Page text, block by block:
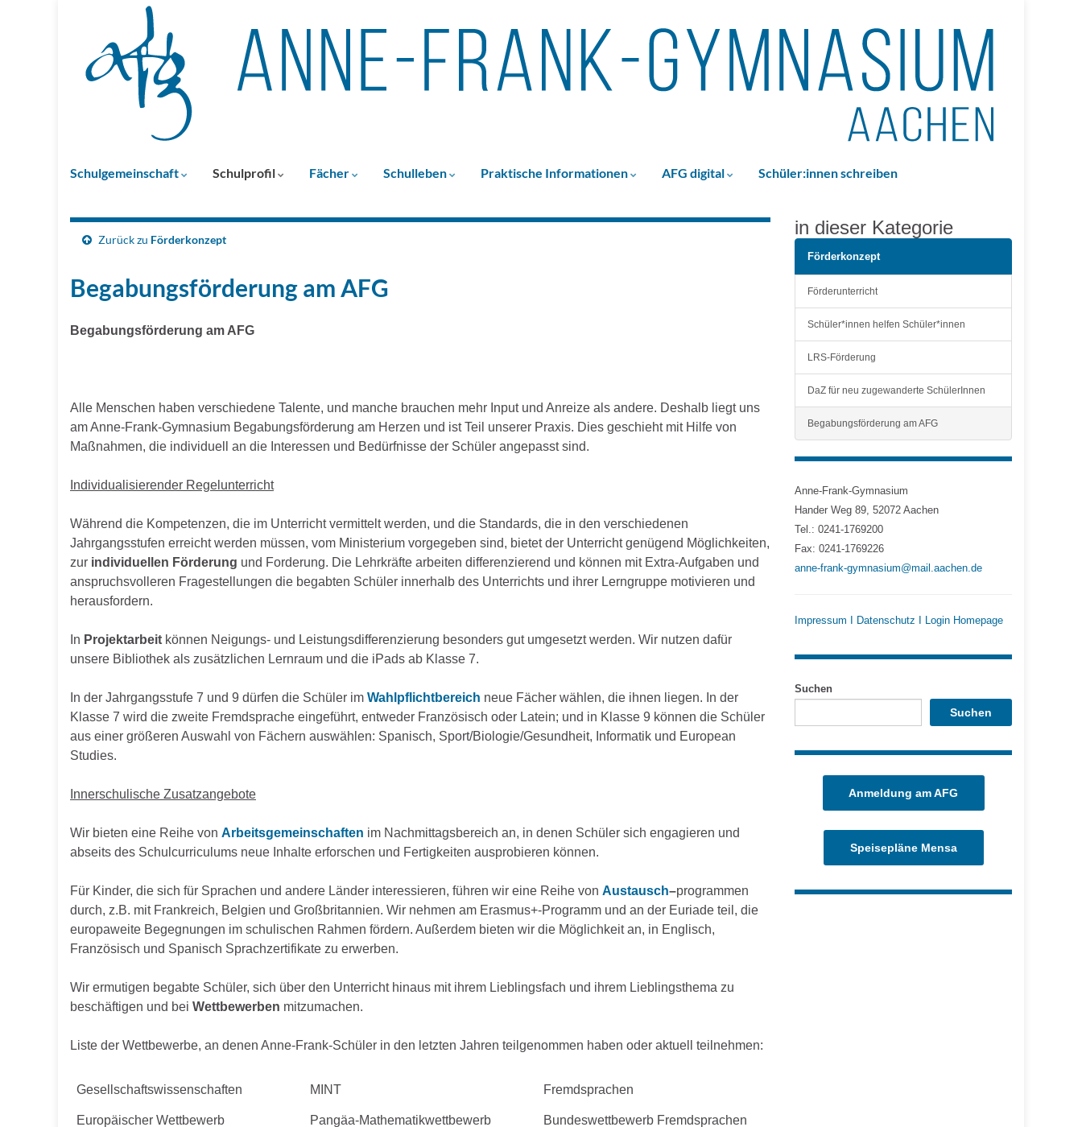
Schulgemeinschaft Schulprofil Fächer Schulleben Praktische Informationen AFG digital Schüler:innen schreiben
Zurück zu Förderkonzept
Begabungsförderung am AFG
Begabungsförderung am AFG
Alle Menschen haben verschiedene Talente, und manche brauchen mehr Input und Anreize als andere. Deshalb liegt uns
am Anne-Frank-Gymnasium Begabungsförderung am Herzen und ist Teil unserer Praxis. Dies geschieht mit Hilfe von
Maßnahmen, die individuell an die Interessen und Bedürfnisse der Schüler angepasst sind.
Individualisierender Regelunterricht
Während die Kompetenzen, die im Unterricht vermittelt werden, und die Standards, die in den verschiedenen
Jahrgangsstufen erreicht werden müssen, vom Ministerium vorgegeben sind, bietet der Unterricht genügend Möglichkeiten,
zur individuellen Förderung und Forderung. Die Lehrkräfte arbeiten differenzierend und können mit Extra-Aufgaben und
anspruchsvolleren Fragestellungen die begabten Schüler innerhalb des Unterrichts und ihrer Lerngruppe motivieren und
herausfordern.
In Projektarbeit können Neigungs- und Leistungsdifferenzierung besonders gut umgesetzt werden. Wir nutzen dafür
unsere Bibliothek als zusätzlichen Lernraum und die iPads ab Klasse 7.
In der Jahrgangsstufe 7 und 9 dürfen die Schüler im Wahlpflichtbereich neue Fächer wählen, die ihnen liegen. In der
Klasse 7 wird die zweite Fremdsprache eingeführt, entweder Französisch oder Latein; und in Klasse 9 können die Schüler
aus einer größeren Auswahl von Fächern auswählen: Spanisch, Sport/Biologie/Gesundheit, Informatik und European
Studies.
Innerschulische Zusatzangebote
Wir bieten eine Reihe von Arbeitsgemeinschaften im Nachmittagsbereich an, in denen Schüler sich engagieren und
abseits des Schulcurriculums neue Inhalte erforschen und Fertigkeiten ausprobieren können.
Für Kinder, die sich für Sprachen und andere Länder interessieren, führen wir eine Reihe von Austausch–programmen
durch, z.B. mit Frankreich, Belgien und Großbritannien. Wir nehmen am Erasmus+-Programm und an der Euriade teil, die
europaweite Begegnungen im schulischen Rahmen fördern. Außerdem bieten wir die Möglichkeit an, in Englisch,
Französisch und Spanisch Sprachzertifikate zu erwerben.
Wir ermutigen begabte Schüler, sich über den Unterricht hinaus mit ihrem Lieblingsfach und ihrem Lieblingsthema zu
beschäftigen und bei Wettbewerben mitzumachen.
Liste der Wettbewerbe, an denen Anne-Frank-Schüler in den letzten Jahren teilgenommen haben oder aktuell teilnehmen:
Gesellschaftswissenschaften MINT Fremdsprachen
Europäischer Wettbewerb Pangäa-Mathematikwettbewerb Bundeswettbewerb Fremdsprachen
in dieser Kategorie
Förderkonzept
Förderunterricht
Schüler*innen helfen Schüler*innen
LRS-Förderung
DaZ für neu zugewanderte SchülerInnen
Begabungsförderung am AFG
Anne-Frank-Gymnasium
Hander Weg 89, 52072 Aachen
Tel.: 0241-1769200
Fax: 0241-1769226
anne-frank-gymnasium@mail.aachen.de
Impressum Datenschutz Login Homepage
Suchen
Suchen
Anmeldung am AFG
Speisepläne Mensa